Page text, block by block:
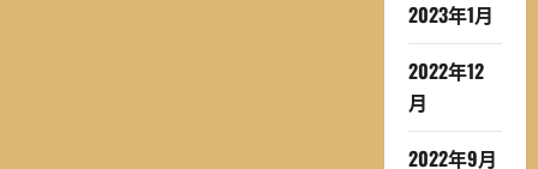
2023年1月
2022年12
月
2022年9月